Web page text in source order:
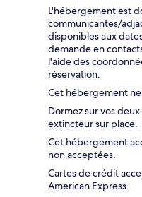
L'hébergement est
communicantes/
disponibles aux
demande en
l'aide des
réservation.
Cet hébergement
Dormez sur vos
extincteur sur place.
Cet hébergement
non acceptées.
Cartes de crédit
American Express.